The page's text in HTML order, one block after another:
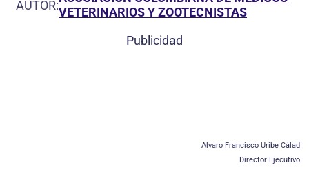
AUTOR:VETERINARIOS Y ZOOTECNISTAS
Publicidad
Alvaro Francisco Uribe Cálad
Director Ejecutivo